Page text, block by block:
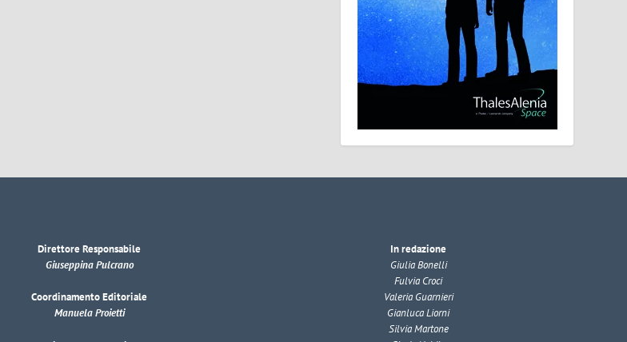
Direttore Responsabile
Giuseppina Pulcrano
Coordinamento Editoriale
Manuela Proietti
In redazione
Giulia Bonelli
Fulvia Croci
Valeria Guarnieri
Gianluca Liorni
Silvia Martone